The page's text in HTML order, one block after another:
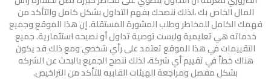
المال الخاص بك ،لذلك ننصحك بفهم التداول بشكل كامل والتأكد من
فهمك الكامل للمخاطر وطلب المشورة المستقلة. إن هذا الموقع وجميع
خدماته هي تعليمية وليست توصية تداول أو نصيحه استثمارية. جميع
التقييمات في هذا الموقع تعتمد على رأي شخصي ومع ذلك قد يكون
هناك خطأ في تقييم أي شركة، لذلك ننصح الجميع بالبحث عن الشركه
بشكل مفصل ومراجعة الهيئات القابيه للتأكد من التراخيص.